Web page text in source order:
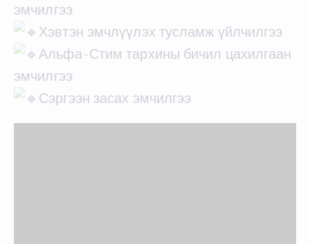
эмчилгээ
Хэвтэн эмчлүүлэх тусламж үйлчилгээ
Альфа-Стим тархины бичил цахилгаан
эмчилгээ
Сэргээн засах эмчилгээ